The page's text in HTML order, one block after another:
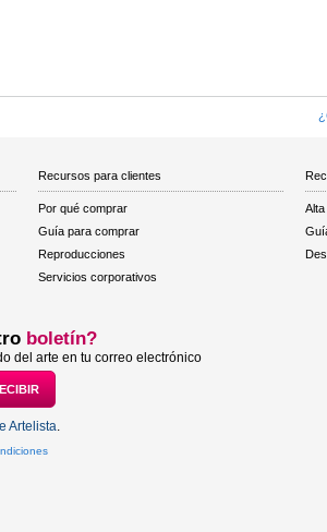
Recursos para clientes
Por qué comprar
Guía para comprar
Reproducciones
Servicios corporativos
boletín?
del arte en tu correo electrónico
Artelista